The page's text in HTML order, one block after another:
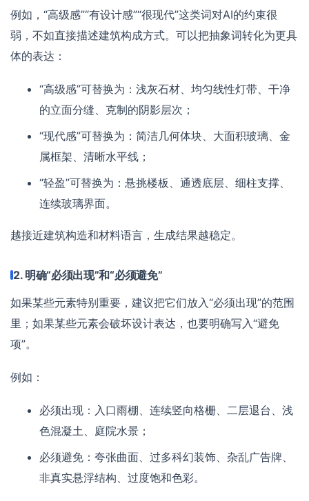
例如，“高级感”“有设计感”“很现代”这类词对AI的约束很
弱，不如直接描述建筑构成方式。可以把抽象词转化为更具
体的表达：
“高级感”可替换为：浅灰石材、均匀线性灯带、干净
的立面分缝、克制的阴影层次；
“现代感”可替换为：简洁几何体块、大面积玻璃、金
属框架、清晰水平线；
“轻盈”可替换为：悬挑楼板、通透底层、细柱支撑、
连续玻璃界面。
越接近建筑构造和材料语言，生成结果越稳定。
2. 明确“必须出现”和“必须避免”
如果某些元素特别重要，建议把它们放入“必须出现”的范围
里；如果某些元素会破坏设计表达，也要明确写入“避免
项”。
例如：
必须出现：入口雨棚、连续竖向格栅、二层退台、浅
色混凝土、庭院水景；
必须避免：夸张曲面、过多科幻装饰、杂乱广告牌、
非真实悬浮结构、过度饱和色彩。